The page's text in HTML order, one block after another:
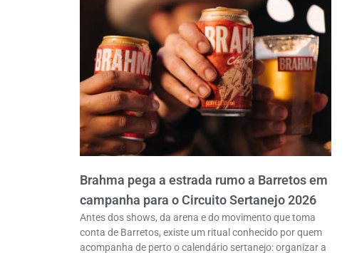
Brahma pega a estrada rumo a Barretos em
campanha para o Circuito Sertanejo 2026
Antes dos shows, da arena e do movimento que toma
conta de Barretos, existe um ritual conhecido por quem
acompanha de perto o calendário sertanejo: organizar a